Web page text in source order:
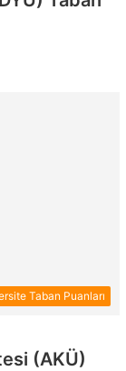
Taban Puanları
(AKÜ)